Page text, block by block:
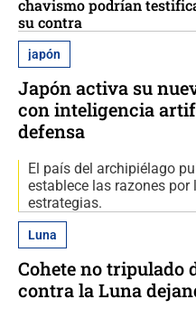
chavismo podrían
su contra
japón
Japón activa su
con inteligencia
defensa
El país del archipiélago
establece las razones por
estrategias.
Luna
Cohete no tripulado
contra la Luna